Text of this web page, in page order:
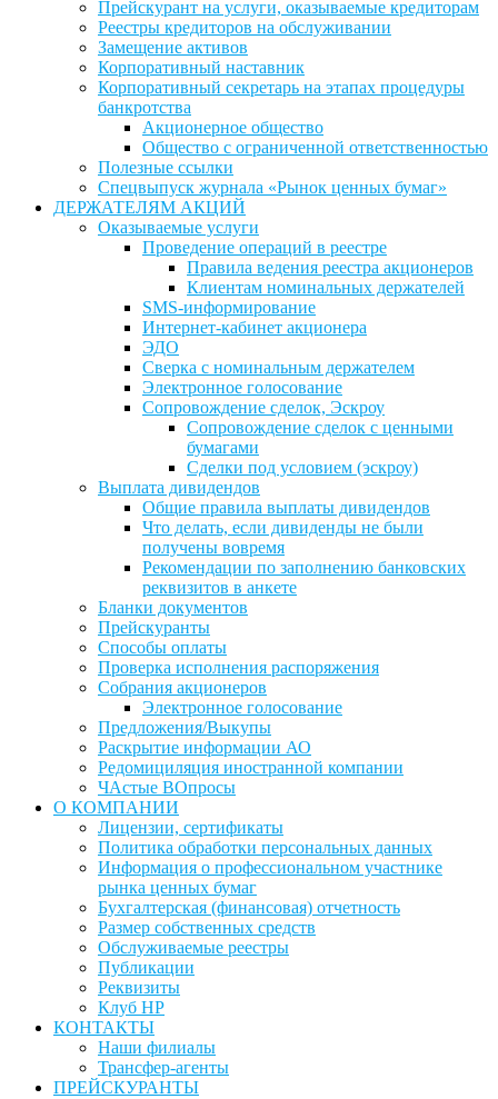
Прейскурант на услуги, оказываемые кредиторам
Реестры кредиторов на обслуживании
Замещение активов
Корпоративный наставник
Корпоративный секретарь на этапах процедуры
банкротства
Акционерное общество
Общество с ограниченной ответственностью
Полезные ссылки
Спецвыпуск журнала «Рынок ценных бумаг»
ДЕРЖАТЕЛЯМ АКЦИЙ
Оказываемые услуги
Проведение операций в реестре
Правила ведения реестра акционеров
Клиентам номинальных держателей
SMS-информирование
Интернет-кабинет акционера
ЭДО
Сверка с номинальным держателем
Электронное голосование
Сопровождение сделок, Эскроу
Сопровождение сделок с ценными
бумагами
Сделки под условием (эскроу)
Выплата дивидендов
Общие правила выплаты дивидендов
Что делать, если дивиденды не были
получены вовремя
Рекомендации по заполнению банковских
реквизитов в анкете
Бланки документов
Прейскуранты
Способы оплаты
Проверка исполнения распоряжения
Собрания акционеров
Электронное голосование
Предложения/Выкупы
Раскрытие информации АО
Редомициляция иностранной компании
ЧАстые ВОпросы
О КОМПАНИИ
Лицензии, сертификаты
Политика обработки персональных данных
Информация о профессиональном участнике
рынка ценных бумаг
Бухгалтерская (финансовая) отчетность
Размер собственных средств
Обслуживаемые реестры
Публикации
Реквизиты
Клуб НР
КОНТАКТЫ
Наши филиалы
Трансфер-агенты
ПРЕЙСКУРАНТЫ